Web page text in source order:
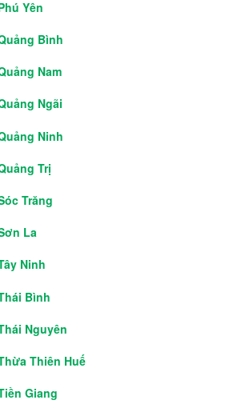
Yên
Bình
Nam
Ngãi
Ninh
Trị
Trăng
La
Ninh
Bình
Nguyên
Thiên Huế
Giang